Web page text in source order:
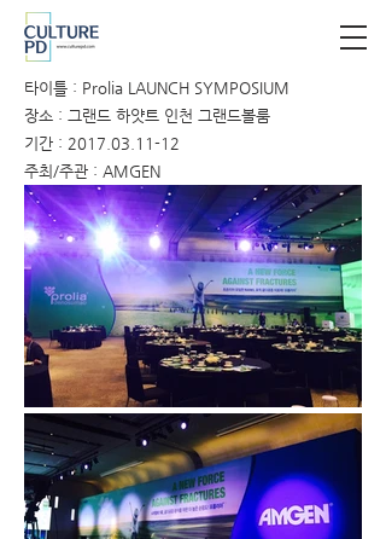
타이틀 : Prolia LAUNCH SYMPOSIUM
장소 : 그랜드 하얏트 인천 그랜드볼룸
기간 : 2017.03.11-12
주최/주관 : AMGEN